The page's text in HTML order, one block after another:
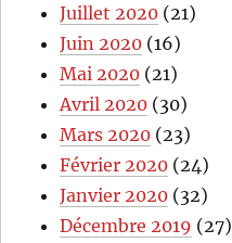
Juillet 2020 (21)
Juin 2020 (16)
Mai 2020 (21)
Avril 2020 (30)
Mars 2020 (23)
Février 2020 (24)
Janvier 2020 (32)
Décembre 2019 (27)